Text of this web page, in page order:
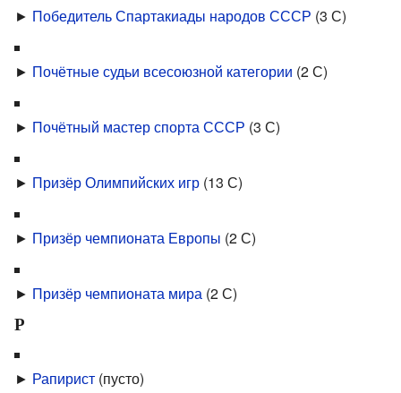
► Победитель Спартакиады народов СССР (3 С)
► Почётные судьи всесоюзной категории (2 С)
► Почётный мастер спорта СССР (3 С)
► Призёр Олимпийских игр (13 С)
► Призёр чемпионата Европы (2 С)
► Призёр чемпионата мира (2 С)
Р
► Рапирист (пусто)